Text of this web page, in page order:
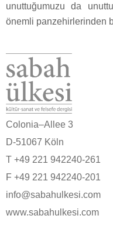
unuttuğumuzu da
önemli panzehirlerinden
Colonia–Allee 3
D-51067 Köln
T +49 221 942240-261
F +49 221 942240-201
info@sabahulkesi.com
www.sabahulkesi.com